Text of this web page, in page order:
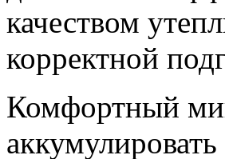
качеством
корректной
Комфортный